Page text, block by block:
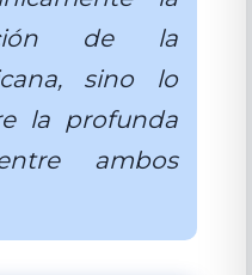
de la
sino lo
la profunda
ambos